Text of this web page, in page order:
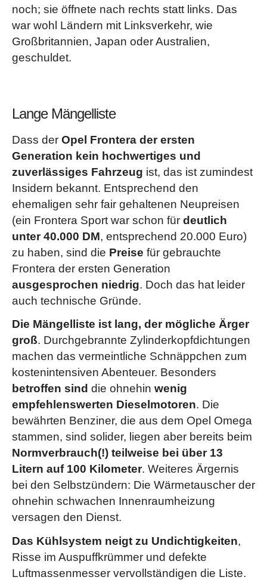
noch; sie öffnete nach rechts statt links. Das
war wohl Ländern mit Linksverkehr, wie
Großbritannien, Japan oder Australien,
geschuldet.
Lange Mängelliste
Dass der Opel Frontera der ersten
Generation kein hochwertiges und
zuverlässiges Fahrzeug ist, das ist zumindest
Insidern bekannt. Entsprechend den
ehemaligen sehr fair gehaltenen Neupreisen
(ein Frontera Sport war schon für deutlich
unter 40.000 DM, entsprechend 20.000 Euro)
zu haben, sind die Preise für gebrauchte
Frontera der ersten Generation
ausgesprochen niedrig. Doch das hat leider
auch technische Gründe.
Die Mängelliste ist lang, der mögliche Ärger
groß. Durchgebrannte Zylinderkopfdichtungen
machen das vermeintliche Schnäppchen zum
kostenintensiven Abenteuer. Besonders
betroffen sind die ohnehin wenig
empfehlenswerten Dieselmotoren. Die
bewährten Benziner, die aus dem Opel Omega
stammen, sind solider, liegen aber bereits beim
Normverbrauch(!) teilweise bei über 13
Litern auf 100 Kilometer. Weiteres Ärgernis
bei den Selbstzündern: Die Wärmetauscher der
ohnehin schwachen Innenraumheizung
versagen den Dienst.
Das Kühlsystem neigt zu Undichtigkeiten,
Risse im Auspuffkrümmer und defekte
Luftmassenmesser vervollständigen die Liste.